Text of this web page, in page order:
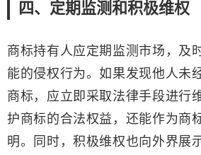
四、定期监测和积极维权
商标持有人应定期监测市场，及
能的侵权行为。如果发现他人未
商标，应立即采取法律手段进行
护商标的合法权益，还能作为商
明。同时，积极维权也向外界展